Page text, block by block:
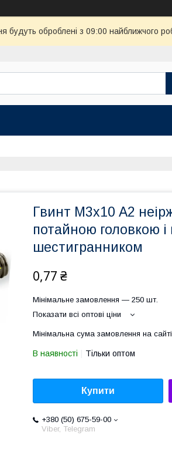
будуть оброблені з 09:00 найближчого
Гвинт М3х10 А2
потайною головкою і
шестигранником
0,77 ₴
Мінімальне замовлення — 250 шт.
Показати всі оптові ціни
Мінімальна сума замовлення на
В наявності Тільки оптом
Купити
+380 (50) 675-59-00
Viber, Telegram